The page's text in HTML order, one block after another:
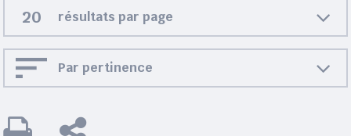
résultats par page
Par pertinence